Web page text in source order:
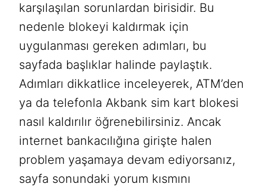
karşılaşılan sorunlardan birisidir. Bu
nedenle blokeyi kaldırmak için
uygulanması gereken adımları, bu
sayfada başlıklar halinde paylaştık.
Adımları dikkatlice inceleyerek, ATM’den
ya da telefonla Akbank sim kart blokesi
nasıl kaldırılır öğrenebilirsiniz. Ancak
internet bankacılığına girişte halen
problem yaşamaya devam ediyorsanız,
sayfa sonundaki yorum kısmını